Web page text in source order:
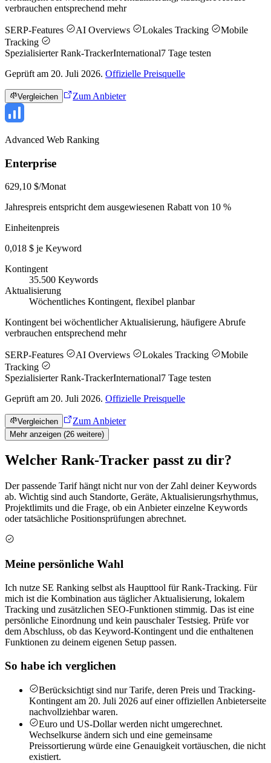
verbrauchen entsprechend mehr
SERP-Features AI Overviews Lokales Tracking
Mobile
Tracking
Spezialisierter Rank-TrackerInternational7 Tage testen
Geprüft am 20. Juli 2026. Offizielle Preisquelle
Vergleichen Zum Anbieter
Advanced Web Ranking
Enterprise
629,10 $/Monat
Jahrespreis entspricht dem ausgewiesenen Rabatt von 10 %
Einheitenpreis
0,018 $ je Keyword
Kontingent
35.500 Keywords
Aktualisierung
Wöchentliches Kontingent, flexibel planbar
Kontingent bei wöchentlicher Aktualisierung, häufigere Abrufe
verbrauchen entsprechend mehr
SERP-Features AI Overviews Lokales Tracking
Mobile
Tracking
Spezialisierter Rank-TrackerInternational7 Tage testen
Geprüft am 20. Juli 2026. Offizielle Preisquelle
Vergleichen Zum Anbieter
Mehr anzeigen (26 weitere)
Welcher Rank-Tracker passt zu dir?
Der passende Tarif hängt nicht nur von der Zahl deiner Keywords
ab. Wichtig sind auch Standorte, Geräte, Aktualisierungsrhythmus,
Projektlimits und die Frage, ob ein Anbieter einzelne Keywords
oder tatsächliche Positionsprüfungen abrechnet.
Meine persönliche Wahl
Ich nutze SE Ranking selbst als Haupttool für Rank-Tracking. Für
mich ist die Kombination aus täglicher Aktualisierung, lokalem
Tracking und zusätzlichen SEO-Funktionen stimmig. Das ist eine
persönliche Einordnung und kein pauschaler Testsieg. Prüfe vor
dem Abschluss, ob das Keyword-Kontingent und die enthaltenen
Funktionen zu deinem eigenen Setup passen.
So habe ich verglichen
Berücksichtigt sind nur Tarife, deren Preis und Tracking-
Kontingent am 20. Juli 2026 auf einer offiziellen Anbieterseite
nachvollziehbar waren.
Euro und US-Dollar werden nicht umgerechnet.
Wechselkurse ändern sich und eine gemeinsame
Preissortierung würde eine Genauigkeit vortäuschen, die nicht
existiert.